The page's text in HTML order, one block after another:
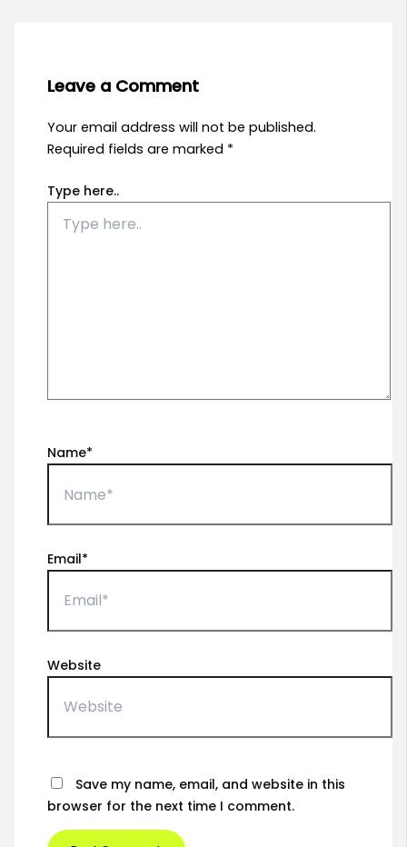
Leave a Comment
Your email address will not be published.
Required fields are marked *
Type here..
Name*
Email*
Website
Save my name, email, and website in this
browser for the next time I comment.